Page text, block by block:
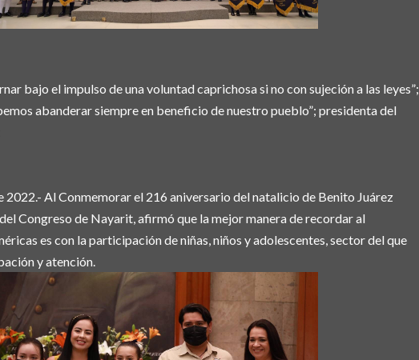
bajo el impulso de una voluntad caprichosa si no con sujeción a las leyes”;
abanderar siempre en beneficio de nuestro pueblo”; presidenta del
2022.- Al Conmemorar el 216 aniversario del natalicio de Benito Juárez
Congreso de Nayarit, afirmó que la mejor manera de recordar al
es con la participación de niñas, niños y adolescentes, sector del que
y atención.